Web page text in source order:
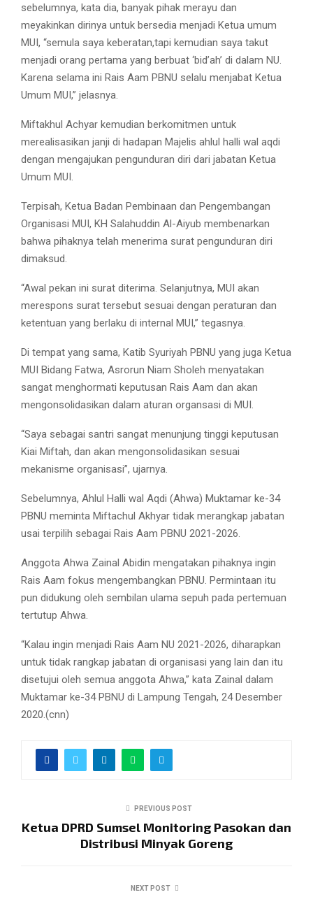
sebelumnya, kata dia, banyak pihak merayu dan
meyakinkan dirinya untuk bersedia menjadi Ketua umum
MUI, “semula saya keberatan,tapi kemudian saya takut
menjadi orang pertama yang berbuat ‘bid’ah’ di dalam NU.
Karena selama ini Rais Aam PBNU selalu menjabat Ketua
Umum MUI,” jelasnya.
Miftakhul Achyar kemudian berkomitmen untuk
merealisasikan janji di hadapan Majelis ahlul halli wal aqdi
dengan mengajukan pengunduran diri dari jabatan Ketua
Umum MUI.
Terpisah, Ketua Badan Pembinaan dan Pengembangan
Organisasi MUI, KH Salahuddin Al-Aiyub membenarkan
bahwa pihaknya telah menerima surat pengunduran diri
dimaksud.
“Awal pekan ini surat diterima. Selanjutnya, MUI akan
merespons surat tersebut sesuai dengan peraturan dan
ketentuan yang berlaku di internal MUI,” tegasnya.
Di tempat yang sama, Katib Syuriyah PBNU yang juga Ketua
MUI Bidang Fatwa, Asrorun Niam Sholeh menyatakan
sangat menghormati keputusan Rais Aam dan akan
mengonsolidasikan dalam aturan organsasi di MUI.
“Saya sebagai santri sangat menunjung tinggi keputusan
Kiai Miftah, dan akan mengonsolidasikan sesuai
mekanisme organisasi”, ujarnya.
Sebelumnya, Ahlul Halli wal Aqdi (Ahwa) Muktamar ke-34
PBNU meminta Miftachul Akhyar tidak merangkap jabatan
usai terpilih sebagai Rais Aam PBNU 2021-2026.
Anggota Ahwa Zainal Abidin mengatakan pihaknya ingin
Rais Aam fokus mengembangkan PBNU. Permintaan itu
pun didukung oleh sembilan ulama sepuh pada pertemuan
tertutup Ahwa.
“Kalau ingin menjadi Rais Aam NU 2021-2026, diharapkan
untuk tidak rangkap jabatan di organisasi yang lain dan itu
disetujui oleh semua anggota Ahwa,” kata Zainal dalam
Muktamar ke-34 PBNU di Lampung Tengah, 24 Desember
2020.(cnn)
PREVIOUS POST
Ketua DPRD Sumsel Monitoring Pasokan dan
Distribusi Minyak Goreng
NEXT POST